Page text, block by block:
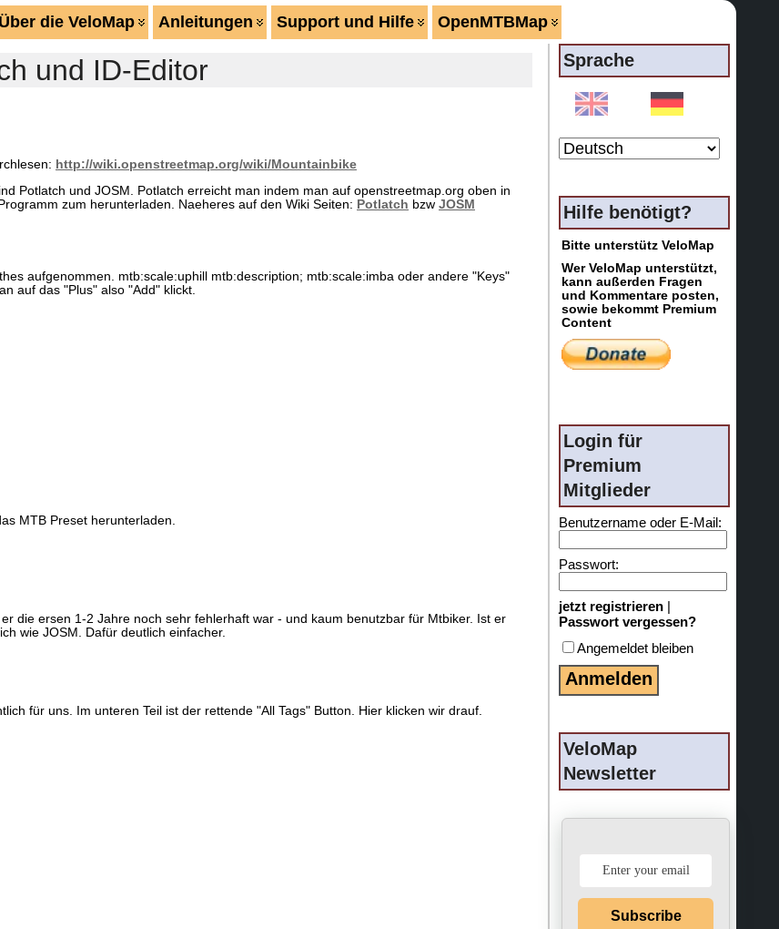
Über die VeloMap Anleitungen Support und Hilfe OpenMTBMap
und ID-Editor
http://wiki.openstreetmap.org/wiki/Mountainbike
Potlatch und JOSM. Potlatch erreicht man indem man auf openstreetmap.org oben in
zum herunterladen. Naeheres auf den Wiki Seiten: Potlatch bzw JOSM
aufgenommen. mtb:scale:uphill mtb:description; mtb:scale:imba oder andere "Keys"
auf das "Plus" also "Add" klickt.
MTB Preset herunterladen.
die ersen 1-2 Jahre noch sehr fehlerhaft war - und kaum benutzbar für Mtbiker. Ist er
wie JOSM. Dafür deutlich einfacher.
für uns. Im unteren Teil ist der rettende "All Tags" Button. Hier klicken wir drauf.
Sprache
Hilfe benötigt?
Bitte unterstütz VeloMap
Wer VeloMap unterstützt,
kann außerden Fragen
und Kommentare posten,
sowie bekommt Premium
Content
Login für
Premium
Mitglieder
Benutzername oder E-Mail:
Passwort:
jetzt registrieren |
Passwort vergessen?
Angemeldet bleiben
VeloMap
Newsletter
Subscribe